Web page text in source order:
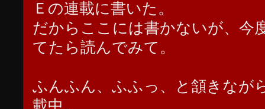
Ｅの連載に書いた。
だからここには書かないが、今
てたら読んでみて。
ふんふん、ふふっ、と頷きなが
載中。